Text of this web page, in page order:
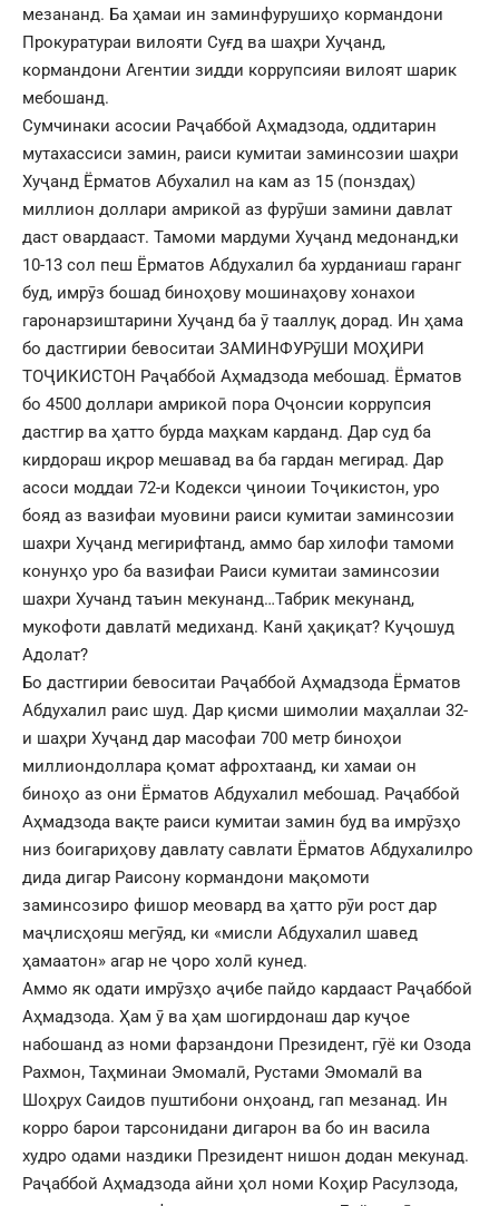
мезананд. Ба ҳамаи ин заминфурушиҳо кормандони
Прокуратураи вилояти Суғд ва шаҳри Хуҷанд,
кормандони Агентии зидди коррупсияи вилоят шарик
мебошанд.
Сумчинаки асосии Раҷаббой Аҳмадзода, оддитарин
мутахассиси замин, раиси кумитаи заминсозии шаҳри
Хуҷанд Ёрматов Абухалил на кам аз 15 (понздаҳ)
миллион доллари амрикоӣ аз фурӯши замини давлат
даст овардааст. Тамоми мардуми Хуҷанд медонанд,ки
10-13 сол пеш Ёрматов Абдухалил ба хурданиаш гаранг
буд, имрӯз бошад биноҳову мошинаҳову хонахои
гаронарзиштарини Хуҷанд ба ӯ тааллуқ дорад. Ин ҳама
бо дастгирии бевоситаи ЗАМИНФУРӯШИ МОҲИРИ
ТОҶИКИСТОН Раҷаббой Аҳмадзода мебошад. Ёрматов
бо 4500 доллари амрикоӣ пора Оҷонсии коррупсия
дастгир ва ҳатто бурда маҳкам карданд. Дар суд ба
кирдораш иқрор мешавад ва ба гардан мегирад. Дар
асоси моддаи 72-и Кодекси ҷиноии Тоҷикистон, уро
бояд аз вазифаи муовини раиси кумитаи заминсозии
шахри Хуҷанд мегирифтанд, аммо бар хилофи тамоми
конунҳо уро ба вазифаи Раиси кумитаи заминсозии
шахри Хучанд таъин мекунанд…Табрик мекунанд,
мукофоти давлатӣ медиханд. Канӣ ҳақиқат? Куҷошуд
Адолат?
Бо дастгирии бевоситаи Раҷаббой Аҳмадзода Ёрматов
Абдухалил раис шуд. Дар қисми шимолии маҳаллаи 32-
и шаҳри Хуҷанд дар масофаи 700 метр биноҳои
миллиондоллара қомат афрохтаанд, ки хамаи он
биноҳо аз они Ёрматов Абдухалил мебошад. Раҷаббой
Аҳмадзода вақте раиси кумитаи замин буд ва имрӯзҳо
низ боигариҳову давлату савлати Ёрматов Абдухалилро
дида дигар Раисону кормандони мақомоти
заминсозиро фишор меовард ва ҳатто рӯи рост дар
маҷлисҳояш мегӯяд, ки «мисли Абдухалил шавед
ҳамаатон» агар не ҷоро холӣ кунед.
Аммо як одати имрӯзҳо аҷибе пайдо кардааст Раҷаббой
Аҳмадзода. Ҳам ӯ ва ҳам шогирдонаш дар куҷое
набошанд аз номи фарзандони Президент, гӯё ки Озода
Рахмон, Таҳминаи Эмомалӣ, Рустами Эмомалӣ ва
Шоҳрух Саидов пуштибони онҳоанд, гап мезанад. Ин
корро барои тарсонидани дигарон ва бо ин васила
худро одами наздики Президент нишон додан мекунад.
Раҷаббой Аҳмадзода айни ҳол номи Коҳир Расулзода,